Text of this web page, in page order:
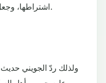
اشتراطها، وجعل الأمرَ إلى اختيار الأمة وانتخابها.
ولذلك ردّ الجويني